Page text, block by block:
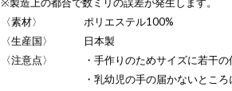
〈素材〉 ポリエステル100%
〈生産国〉 日本製
〈注意点〉 ・手作りのためサイズに若干の
・乳幼児の手の届かないところに保